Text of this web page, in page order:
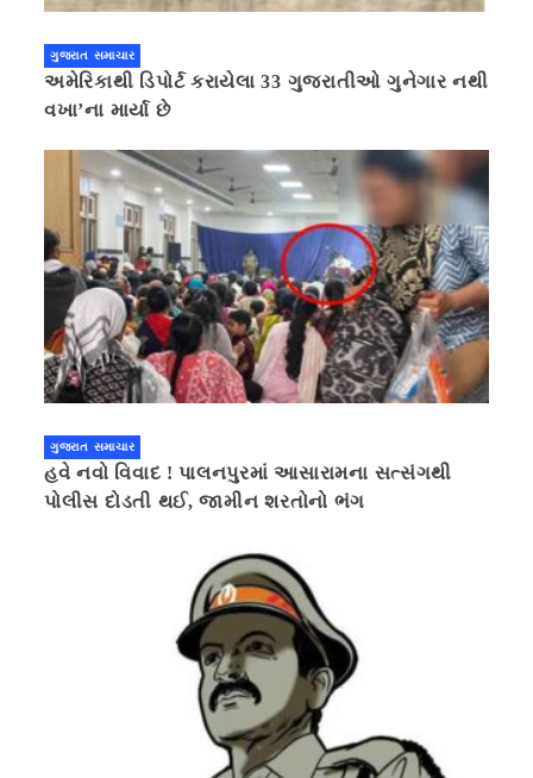
ગુજરાત સમાચાર
અમેરિકાથી ડિપોર્ટ કરાયેલા 33 ગુજરાતીઓ ગુનેગાર નથી
વખા’ના માર્યા છે
ગુજરાત સમાચાર
હવે નવો વિવાદ ! પાલનપુરમાં આસારામના સત્સંગથી
પોલીસ દોડતી થઈ, જામીન શરતોનો ભંગ